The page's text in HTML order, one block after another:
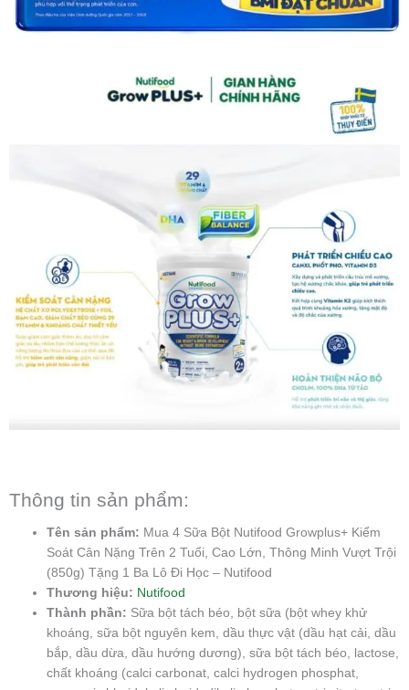
Thông tin sản phẩm:
Tên sản phẩm: Mua 4 Sữa Bột Nutifood Growplus+ Kiểm
Soát Cân Nặng Trên 2 Tuổi, Cao Lớn, Thông Minh Vượt Trội
(850g) Tặng 1 Ba Lô Đi Học – Nutifood
Thương hiệu: Nutifood
Thành phần: Sữa bột tách béo, bột sữa (bột whey khử
khoáng, sữa bột nguyên kem, dầu thực vật (dầu hạt cải, dầu
bắp, dầu dừa, dầu hướng dương), sữa bột tách béo, lactose,
chất khoáng (calci carbonat, calci hydrogen phosphat,